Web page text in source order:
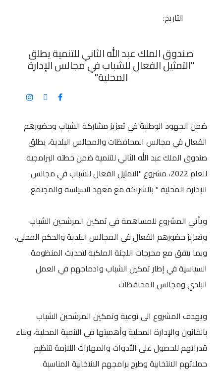
التاريخ:
صندوق الملك عبد الله الثاني للتنمية يطلق
"التمثيل الفعال للشباب في مجالس الإدارة
المحلية"
ضمن الجهود الوطنية في تعزيز مشاركة الشباب وحضورهم
الفعال في مجالس المحافظات والمجالس البلدية، يطلق
صندوق الملك عبد الله الثاني للتنمية ضمن خطته البرامجية
للعام 2022، مشروع "التمثيل الفعال للشباب في مجالس
الإدارة المحلية " بالشراكة مع معهد السياسة والمجتمع.
ويأتي المشروع للمساهمة في تمكين المرشحين الشباب
وتعزيز حضورهم الفعال في المجالس البلدية والحكم المحلي،
وبما يتفق مع مخرجات اللجنة الملكية لتحديث المنظومة
السياسية في إطار تمكين الشباب وادماجهم في العمل
البلدي ومجالس المحافظات
ويهدف المشروع الى توعية وتمكين المرشحين الشباب
بالقانون والإدارة المحلية وأهميتها في التنمية المحلية، وبناء
قدراتهم للحصول على الأدوات والمهارات اللازمة لتنظيم
حملاتهم الانتخابية وطرح برامجهم الانتخابية المناسبة